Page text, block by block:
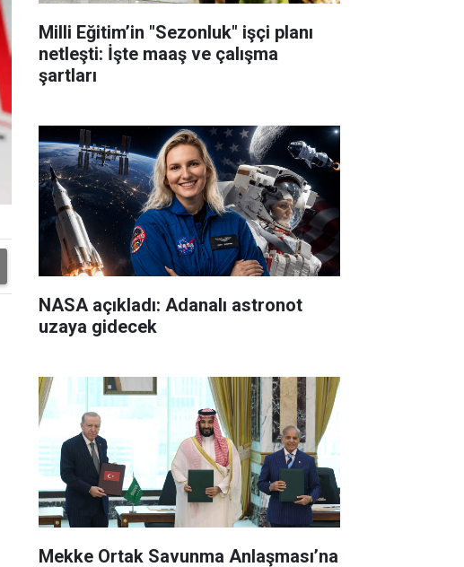
Milli Eğitim’in "Sezonluk" işçi planı
netleşti: İşte maaş ve çalışma
şartları
NASA açıkladı: Adanalı astronot
uzaya gidecek
Mekke Ortak Savunma Anlaşması’na